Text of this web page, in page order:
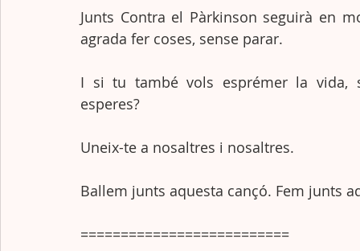
Junts Contra el Pàrkinson seguirà en
agrada fer coses, sense parar.
I si tu també vols esprémer la vida,
esperes?
Uneix-te a nosaltres i nosaltres.
Ballem junts aquesta cançó. Fem junts
==========================